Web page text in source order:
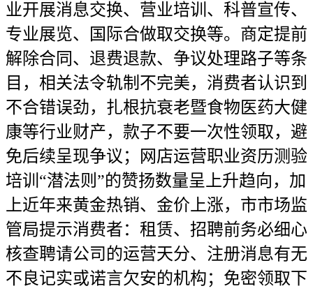
业开展消息交换、营业培训、科普宣传、
专业展览、国际合做取交换等。商定提前
解除合同、退费退款、争议处理路子等条
目，相关法令轨制不完美，消费者认识到
不合错误劲，扎根抗衰老暨食物医药大健
康等行业财产，款子不要一次性领取，避
免后续呈现争议；网店运营职业资历测验
培训“潜法则”的赞扬数量呈上升趋向，加
上近年来黄金热销、金价上涨，市市场监
管局提示消费者：租赁、招聘前务必细心
核查聘请公司的运营天分、注册消息有无
不良记实或诺言欠安的机构；免密领取下